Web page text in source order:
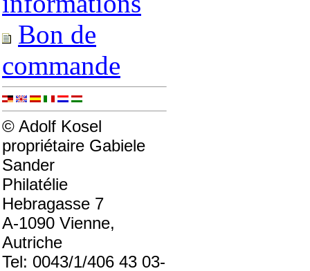
Bon de
commande
© Adolf Kosel
propriétaire Gabiele
Sander
Philatélie
Hebragasse 7
A-1090 Vienne,
Autriche
Tel: 0043/1/406 43 03-